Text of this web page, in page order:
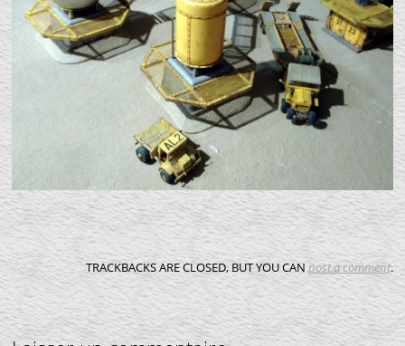
TRACKBACKS ARE CLOSED, BUT YOU CANpost a comment.